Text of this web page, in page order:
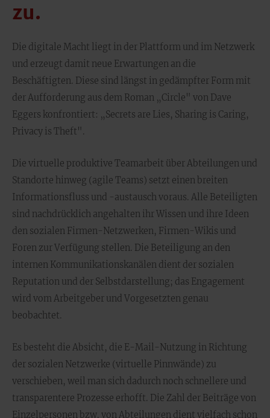
zu.
Die digitale Macht liegt in der Plattform und im Netzwerk
und erzeugt damit neue Erwartungen an die
Beschäftigten. Diese sind längst in gedämpfter Form mit
der Aufforderung aus dem Roman „Circle" von Dave
Eggers konfrontiert: „Secrets are Lies, Sharing is Caring,
Privacy is Theft".
Die virtuelle produktive Teamarbeit über Abteilungen und
Standorte hinweg (agile Teams) setzt einen breiten
Informationsfluss und -austausch voraus. Alle Beteiligten
sind nachdrücklich angehalten ihr Wissen und ihre Ideen
den sozialen Firmen-Netzwerken, Firmen-Wikis und
Foren zur Verfügung stellen. Die Beteiligung an den
internen Kommunikationskanälen dient der sozialen
Reputation und der Selbstdarstellung; das Engagement
wird vom Arbeitgeber und Vorgesetzten genau
beobachtet.
Es besteht die Absicht, die E-Mail-Nutzung in Richtung
der sozialen Netzwerke (virtuelle Pinnwände) zu
verschieben, weil man sich dadurch noch schnellere und
transparentere Prozesse erhofft. Die Zahl der Beiträge von
Einzelpersonen bzw. von Abteilungen dient vielfach schon